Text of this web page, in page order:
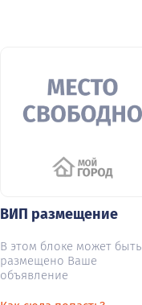
ВИП размещение
В этом блоке может быть
размещено Ваше
объявление